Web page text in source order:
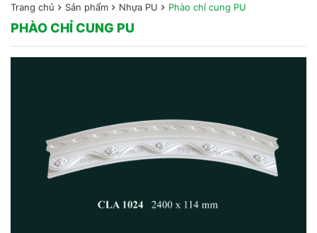
Trang chủ Sản phẩm Nhựa PU Phào chỉ cung PU
PHÀO CHỈ CUNG PU